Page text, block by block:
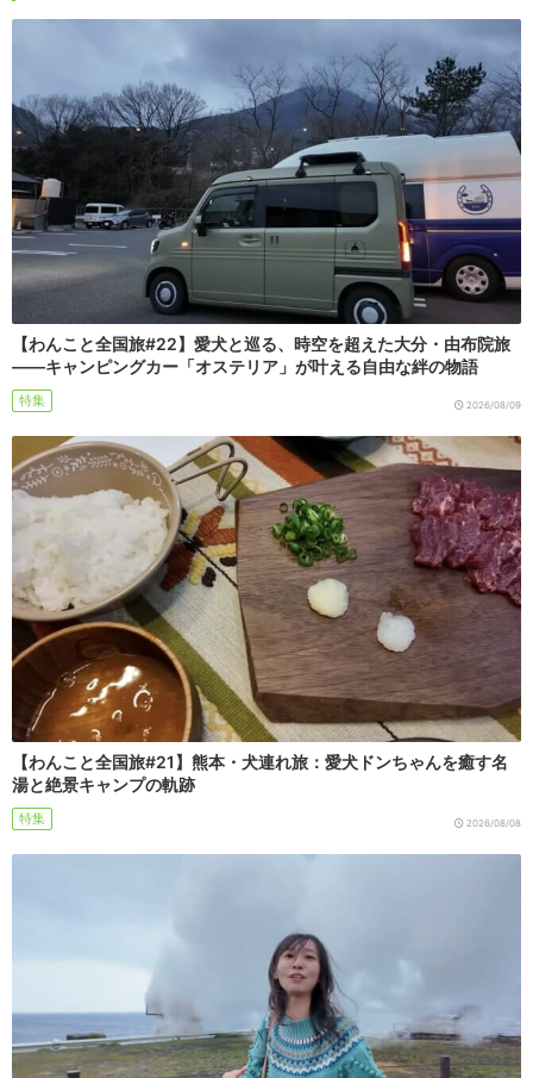
【わんこと全国旅#22】愛犬と巡る、時空を超えた大分・由布院旅
――キャンピングカー「オステリア」が叶える自由な絆の物語
特集 2026/08/09
【わんこと全国旅#21】熊本・犬連れ旅：愛犬ドンちゃんを癒す名
湯と絶景キャンプの軌跡
特集 2026/08/08